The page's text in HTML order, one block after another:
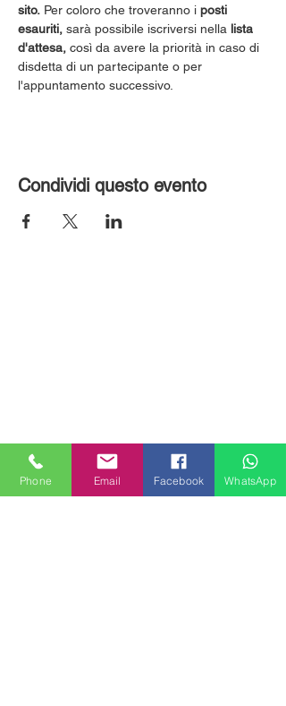
sito. Per coloro che troveranno i posti
esauriti, sarà possibile iscriversi nella lista
d'attesa, così da avere la priorità in caso di
disdetta di un partecipante o per
l'appuntamento successivo.
Condividi questo evento
Phone Email Facebook WhatsApp